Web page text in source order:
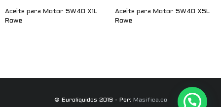
Aceite para Motor 5W40 X1L
Rowe
Aceite para Motor 5W40 X5L
Rowe
© Eurolíquidos 2019 - Por: Masifica.co